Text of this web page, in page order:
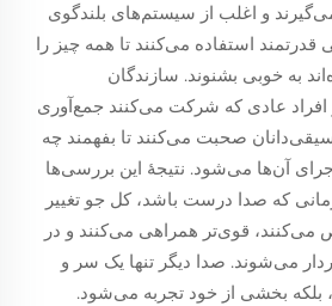
و اغلب از سیستم‌های بلندگوی
استفاده می‌کنند تا همه چیز را
به خوبی بشنوند. سازندگان
افراد عادی که شرکت می‌کنند جمع‌آوری
صحبت می‌کنند تا بفهمند چه
آن‌ها می‌شود. نتیجهٔ این بررسی‌ها
که صدا درست باشد، کل جو تغییر
می‌کنند، قوی‌تر همراهی می‌کنند و در
می‌شوند. صدا دیگر تنها یک سر و
بلکه بخشی از خود تجربه می‌شود.